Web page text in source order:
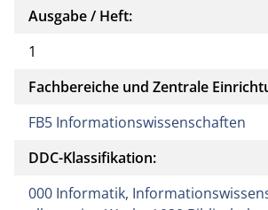
Ausgabe / Heft:
1
Fachbereiche und Zentrale
FB5 Informationswissenschaften
DDC-Klassifikation:
000 Informatik,